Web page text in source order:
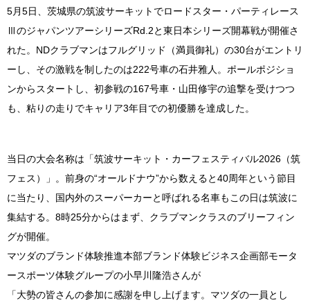
5月5日、茨城県の筑波サーキットでロードスター・パーティレース
ⅢのジャパンツアーシリーズRd.2と東日本シリーズ開幕戦が開催さ
れた。NDクラブマンはフルグリッド（満員御礼）の30台がエントリ
ーし、その激戦を制したのは222号車の石井雅人 。ポールポジショ
ンからスタートし、初参戦の167号車・山田修宇の追撃を受けつつ
も、粘りの走りでキャリア3年目での初優勝を達成した。
当日の大会名称は「筑波サーキット・カーフェスティバル2026（筑
フェス）」。前身の“オールドナウ”から数えると40周年という節目
に当たり、国内外のスーパーカーと呼ばれる名車もこの日は筑波に
集結する。8時25分からはまず、クラブマンクラスのブリーフィン
グが開催。
マツダのブランド体験推進本部ブランド体験ビジネス企画部モータ
ースポーツ体験グループの小早川隆浩さんが
「大勢の皆さんの参加に感謝を申し上げます。マツダの一員とし